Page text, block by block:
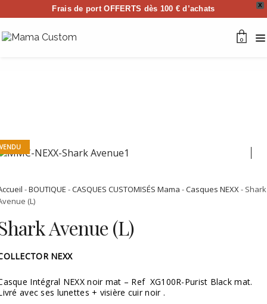
X
Frais de port OFFERTS dès 100 € d’achats
0
VENDU
-BOUTIQUE -CASQUES CUSTOMISÉS Mama -Casques NEXX- Shark
(L)
Avenue (L)
NEXX
Intégral NEXX noir mat – Ref XG100R-Purist Black mat.
avec ses lunettes + visière cuir noir .